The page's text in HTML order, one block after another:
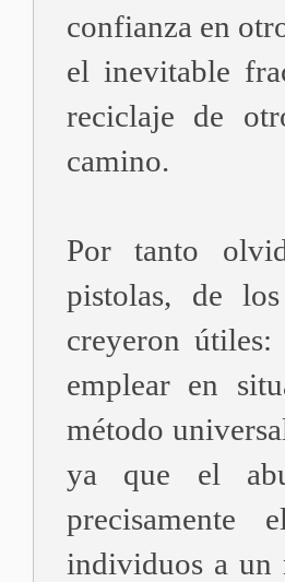
confianza en
el inevitable
reciclaje de
camino.
Por tanto
pistolas, de
creyeron
emplear en
método
ya que el
individuos a un